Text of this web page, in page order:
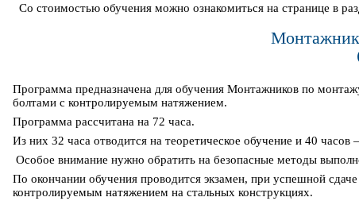
Со стоимостью обучения можно ознакомиться на странице в
Программа предназначена для обучения Монтажников по
болтами с контролируемым натяжением.
Программа рассчитана на 72 часа.
Из них 32 часа отводится на теоретическое обучение и 40 часов
Особое внимание нужно обратить на безопасные методы
По окончании обучения проводится экзамен, при успешной
контролируемым натяжением на стальных конструкциях.